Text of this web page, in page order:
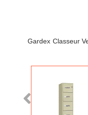
Gardex Classeur